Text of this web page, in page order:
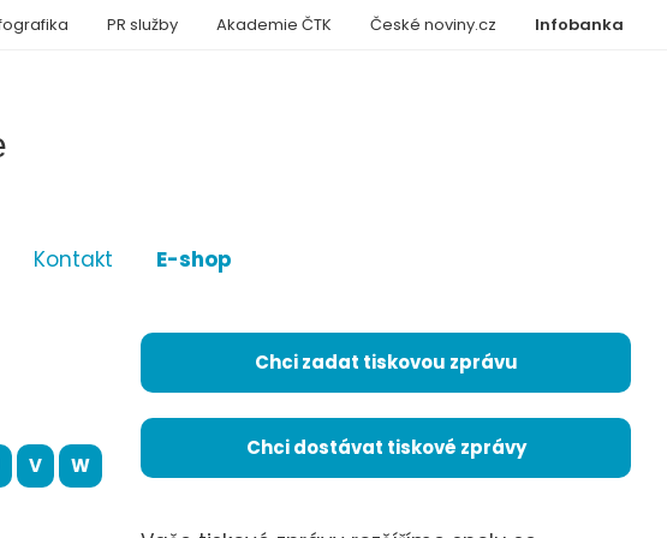
Kontakt E-shop
Infobanka
PR služby Akademie ČTK České noviny.cz
V
W
Chci zadat tiskovou zprávu
Chci dostávat tiskové zprávy